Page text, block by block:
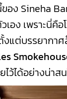
อง Sineha
ง เพราะนี่คือ
แต่บรรยากา
ว้ได้อย่างน่าส